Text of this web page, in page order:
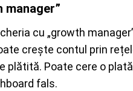
manager”
cu „growth
crește contul prin
plătită. Poate cere o
fals.